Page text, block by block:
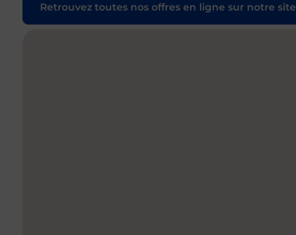
Retrouvez toutes nos offres en ligne sur notre site